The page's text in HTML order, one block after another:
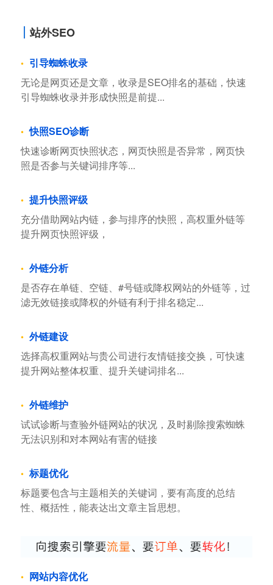
站外SEO
引导蜘蛛收录
无论是网页还是文章，收录是SEO排名的基础，快速
引导蜘蛛收录并形成快照是前提...
快照SEO诊断
快速诊断网页快照状态，网页快照是否异常，网页快
照是否参与关键词排序等...
提升快照评级
充分借助网站内链，参与排序的快照，高权重外链等
提升网页快照评级，
外链分析
是否存在单链、空链、#号链或降权网站的外链等，过
滤无效链接或降权的外链有利于排名稳定...
外链建设
选择高权重网站与贵公司进行友情链接交换，可快速
提升网站整体权重、提升关键词排名...
外链维护
试试诊断与查验外链网站的状况，及时剔除搜索蜘蛛
无法识别和对本网站有害的链接
标题优化
标题要包含与主题相关的关键词，要有高度的总结
性、概括性，能表达出文章主旨思想。
网站内容优化